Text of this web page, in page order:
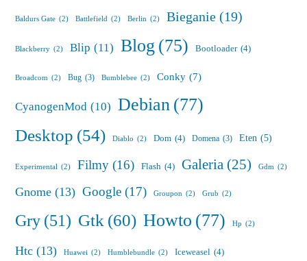
Baldurs Gate (2) Battlefield (2) Berlin (2) Bieganie (19)
Blackberry (2) Blip (11) Blog(75) Bootloader (4)
Broadcom (2) Bug (3) Bumblebee (2) Conky (7)
CyanogenMod (10) Debian(77)
Desktop (54) Diablo (2) Dom (4) Domena (3) Eten (5)
Experimental (2) Filmy (16) Flash (4) Galeria (25) Gdm (2)
Gnome (13) Google (17) Groupon (2) Grub (2)
Gry(51) Gtk(60) Howto (77) Hp (2)
Htc (13) Huawei (2) Humblebundle (2) Iceweasel (4)